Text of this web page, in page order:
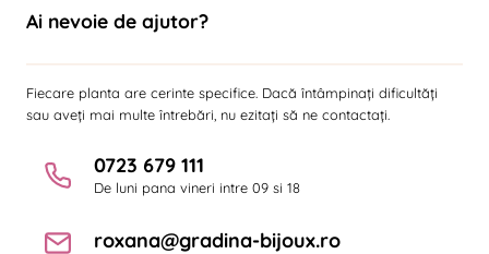
Ai nevoie de ajutor?
Fiecare planta are cerinte specifice. Dacă întâmpinați dificultăți
sau aveți mai multe întrebări, nu ezitați să ne contactați.
0723 679 111
De luni pana vineri intre 09 si 18
roxana@gradina-bijoux.ro